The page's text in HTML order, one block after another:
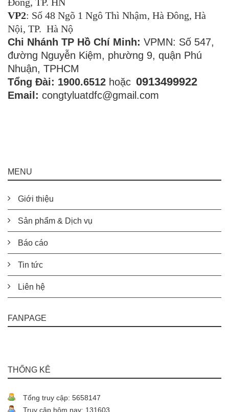
VP2: Số 48 Ngõ 1 Ngô Thì Nhậm, Hà Đông, Hà
Nội, TP. Hà Nộ
Chi Nhánh TP Hồ Chí Minh: VPMN: Số 547,
đường Nguyễn Kiệm, phường 9, quận Phú
Nhuận, TPHCM
Tổng Đài: 1900.6512 hoặc 0913499922
Email: congtyluatdfc@gmail.com
MENU
Giới thiệu
Sản phẩm & Dịch vụ
Báo cáo
Tin tức
Liên hệ
FANPAGE
THỐNG KÊ
Tổng truy cập: 5658147
Truy cập hôm nay: 131603